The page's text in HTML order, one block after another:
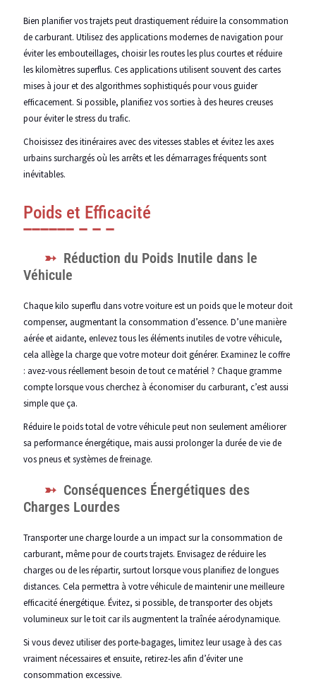
Bien planifier vos trajets peut drastiquement réduire la consommation
de carburant. Utilisez des applications modernes de navigation pour
éviter les embouteillages, choisir les routes les plus courtes et réduire
les kilomètres superflus. Ces applications utilisent souvent des cartes
mises à jour et des algorithmes sophistiqués pour vous guider
efficacement. Si possible, planifiez vos sorties à des heures creuses
pour éviter le stress du trafic.
Choisissez des itinéraires avec des vitesses stables et évitez les axes
urbains surchargés où les arrêts et les démarrages fréquents sont
inévitables.
Poids et Efficacité
Réduction du Poids Inutile dans le
Véhicule
Chaque kilo superflu dans votre voiture est un poids que le moteur doit
compenser, augmentant la consommation d’essence. D’une manière
aérée et aidante, enlevez tous les éléments inutiles de votre véhicule,
cela allège la charge que votre moteur doit générer. Examinez le coffre
: avez-vous réellement besoin de tout ce matériel ? Chaque gramme
compte lorsque vous cherchez à économiser du carburant, c’est aussi
simple que ça.
Réduire le poids total de votre véhicule peut non seulement améliorer
sa performance énergétique, mais aussi prolonger la durée de vie de
vos pneus et systèmes de freinage.
Conséquences Énergétiques des
Charges Lourdes
Transporter une charge lourde a un impact sur la consommation de
carburant, même pour de courts trajets. Envisagez de réduire les
charges ou de les répartir, surtout lorsque vous planifiez de longues
distances. Cela permettra à votre véhicule de maintenir une meilleure
efficacité énergétique. Évitez, si possible, de transporter des objets
volumineux sur le toit car ils augmentent la traînée aérodynamique.
Si vous devez utiliser des porte-bagages, limitez leur usage à des cas
vraiment nécessaires et ensuite, retirez-les afin d’éviter une
consommation excessive.